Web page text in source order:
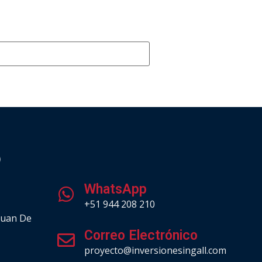
De
WhatsApp
+51 944 208 210
Correo Electrónico
proyecto@inversionesingall.com